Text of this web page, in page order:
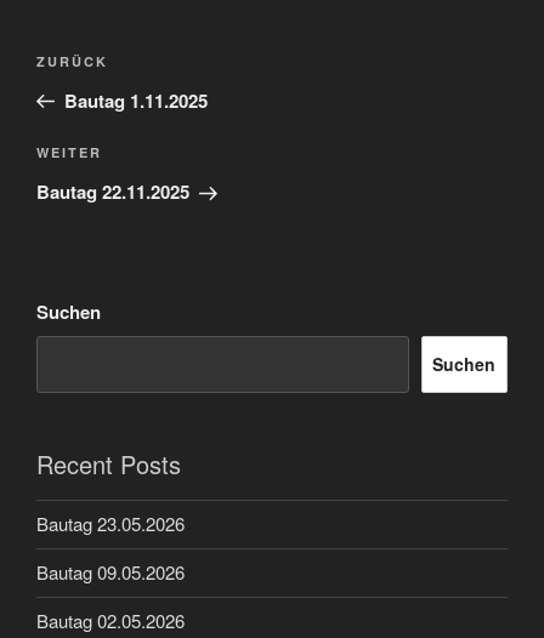
Beitragsnavigation
Vorheriger
Beitrag
ZURÜCK
Bautag 1.11.2025
Nächster
Beitrag
WEITER
Bautag 22.11.2025
Suchen
Suchen
Recent Posts
Bautag 23.05.2026
Bautag 09.05.2026
Bautag 02.05.2026